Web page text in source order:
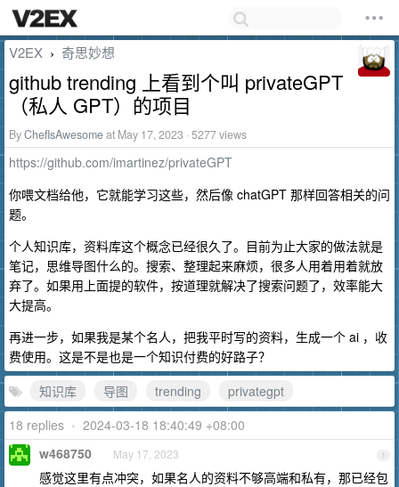
V2EX › 奇思妙想
github trending 上看到个叫 privateGPT
（私人 GPT）的项目
ByChefIsAwesomeat May 17, 2023 · 5277 views
https://github.com/imartinez/privateGPT
你喂文档给他，它就能学习这些，然后像 chatGPT 那样回答相关的问
题。
个人知识库，资料库这个概念已经很久了。目前为止大家的做法就是
笔记，思维导图什么的。搜索、整理起来麻烦，很多人用着用着就放
弃了。如果用上面提的软件，按道理就解决了搜索问题了，效率能大
大提高。
再进一步，如果我是某个名人，把我平时写的资料，生成一个 ai ，收
费使用。这是不是也是一个知识付费的好路子？
知识库
导图 trending
privategpt
18 replies • 2024-03-18 18:40:49 +08:00
1
w468750 May 17, 2023
感觉这里有点冲突，如果名人的资料不够高端和私有，那已经包